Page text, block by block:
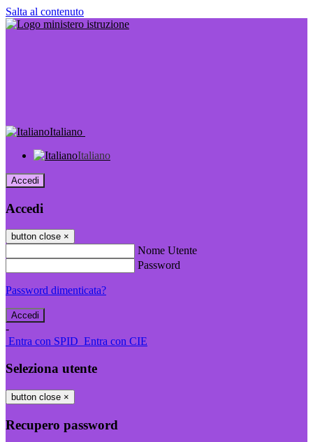
Salta al contenuto
Italiano
Italiano
Accedi
Accedi
button close ×
Nome Utente
Password
Password dimenticata?
-
Entra con SPID Entra con CIE
Seleziona utente
button close ×
Recupero password